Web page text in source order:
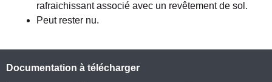
rafraichissant associé avec un revêtement de sol.
Peut rester nu.
Documentation à télécharger